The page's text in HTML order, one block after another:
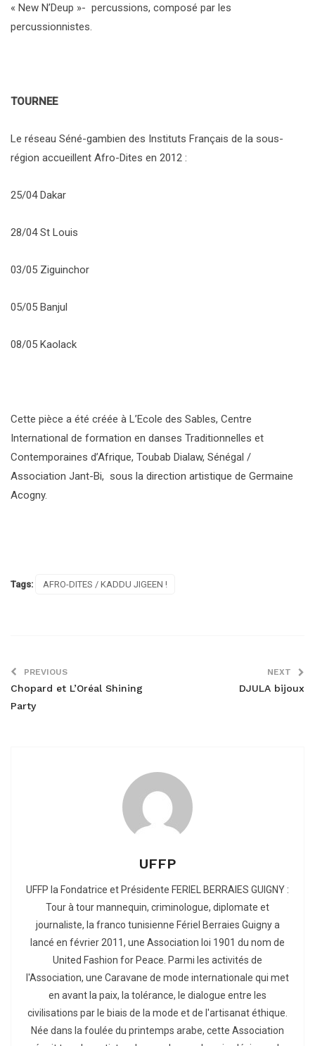
« New N’Deup »- percussions, composé par les
percussionnistes.
TOURNEE
Le réseau Séné-gambien des Instituts Français de la sous-
région accueillent Afro-Dites en 2012 :
25/04 Dakar
28/04 St Louis
03/05 Ziguinchor
05/05 Banjul
08/05 Kaolack
Cette pièce a été créée à L’Ecole des Sables, Centre
International de formation en danses Traditionnelles et
Contemporaines d’Afrique, Toubab Dialaw, Sénégal /
Association Jant-Bi, sous la direction artistique de Germaine
Acogny.
Tags: AFRO-DITES / KADDU JIGEEN !
PREVIOUS
Chopard et L’Oréal Shining
Party
NEXT
DJULA bijoux
UFFP
UFFP la Fondatrice et Présidente FERIEL BERRAIES GUIGNY :
Tour à tour mannequin, criminologue, diplomate et
journaliste, la franco tunisienne Fériel Berraies Guigny a
lancé en février 2011, une Association loi 1901 du nom de
United Fashion for Peace. Parmi les activités de
l'Association, une Caravane de mode internationale qui met
en avant la paix, la tolérance, le dialogue entre les
civilisations par le biais de la mode et de l'artisanat éthique.
Née dans la foulée du printemps arabe, cette Association